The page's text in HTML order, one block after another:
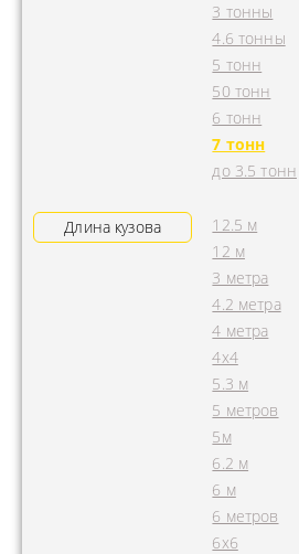
3 тонны
4.6 тонны
5 тонн
50 тонн
6 тонн
7 тонн
до 3.5 тонн
Длина кузова
12.5 м
12 м
3 метра
4.2 метра
4 метра
4x4
5.3 м
5 метров
5м
6.2 м
6 м
6 метров
6х6